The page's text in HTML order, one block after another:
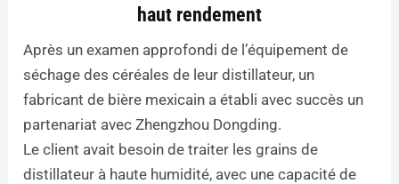
haut rendement
Après un examen approfondi de l’équipement de
séchage des céréales de leur distillateur, un
fabricant de bière mexicain a établi avec succès un
partenariat avec Zhengzhou Dongding.
Le client avait besoin de traiter les grains de
distillateur à haute humidité, avec une capacité de